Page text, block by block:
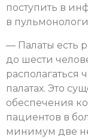
поступить в
в
— Палаты есть
до шести
располагаться
палатах. Это
обеспечения
пациентов в
минимум две